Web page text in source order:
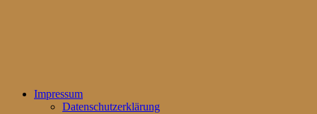
Impressum
Datenschutzerklärung